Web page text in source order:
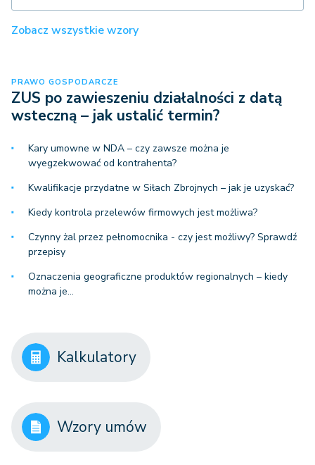
Zobacz wszystkie wzory
PRAWO GOSPODARCZE
ZUS po zawieszeniu działalności z datą
wsteczną – jak ustalić termin?
Kary umowne w NDA – czy zawsze można je
wyegzekwować od kontrahenta?
Kwalifikacje przydatne w Siłach Zbrojnych – jak je uzyskać?
Kiedy kontrola przelewów firmowych jest możliwa?
Czynny żal przez pełnomocnika - czy jest możliwy? Sprawdź
przepisy
Oznaczenia geograficzne produktów regionalnych – kiedy
można je…
Kalkulatory
Wzory umów